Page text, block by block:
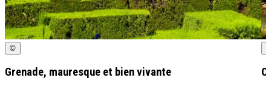
©
Grenade, mauresque et bien vivante